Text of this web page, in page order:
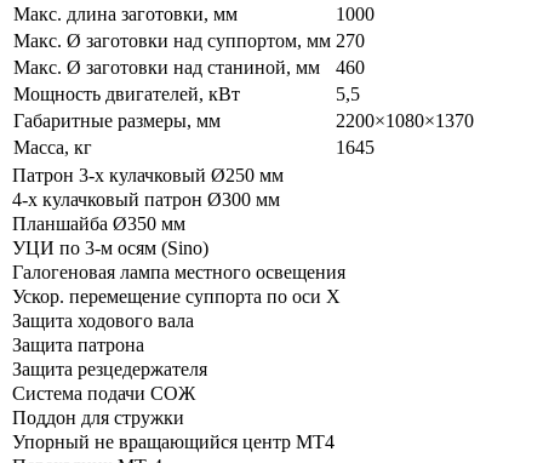
Макс. длина заготовки, мм
1000
Макс. Ø заготовки над суппортом, мм 270
Макс. Ø заготовки над станиной, мм
460
Мощность двигателей, кВт
5,5
Габаритные размеры, мм
2200×1080×1370
Масса, кг
1645
Патрон 3-х кулачковый Ø250 мм
4-х кулачковый патрон Ø300 мм
Планшайба Ø350 мм
УЦИ по 3-м осям (Sino)
Галогеновая лампа местного освещения
Ускор. перемещение суппорта по оси X
Защита ходового вала
Защита патрона
Защита резцедержателя
Система подачи СОЖ
Поддон для стружки
Упорный не вращающийся центр MT4